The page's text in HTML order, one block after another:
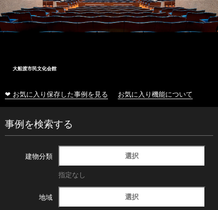
大船渡市民文化会館
❤ お気に入り保存した事例を見る お気に入り機能について
事例を検索する
建物分類 選択
指定なし
地域 選択